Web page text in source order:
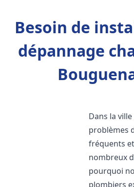
Besoin de
dépannage
Dans la
problèmes
fréquents
nombreux
pourquoi
plombiers